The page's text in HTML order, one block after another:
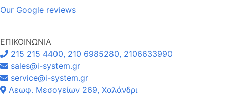
Our Google reviews
ΕΠΙΚΟΙΝΩΝΙΑ
215 215 4400, 210 6985280, 2106633990
sales@i-system.gr
service@i-system.gr
Λεωφ. Μεσογείων 269, Χαλάνδρι